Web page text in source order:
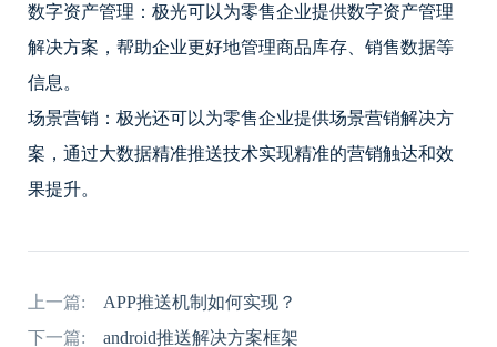
数字资产管理：极光可以为零售企业提供数字资产管理
解决方案，帮助企业更好地管理商品库存、销售数据等
信息。
场景营销：极光还可以为零售企业提供场景营销解决方
案，通过大数据精准推送技术实现精准的营销触达和效
果提升。
上一篇:
APP推送机制如何实现？
下一篇:
android推送解决方案框架